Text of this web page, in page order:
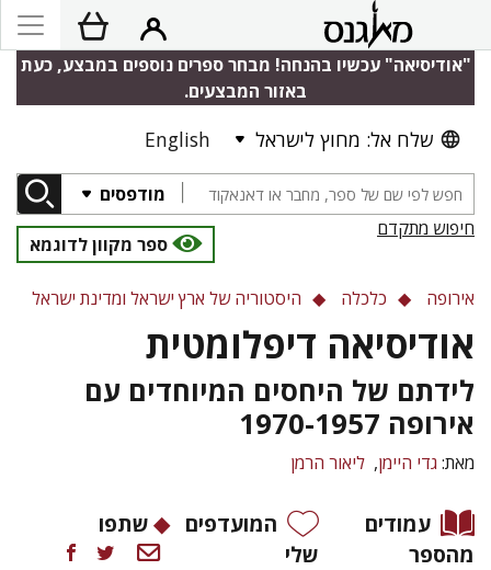
"אודיסיאה" עכשיו בהנחה! מבחר ספרים נוספים במבצע, כעת
באזור המבצעים.
שלח אל: מחוץ לישראל English
מודפסים
חיפוש מתקדם
ספר מקוון לדוגמא
אירופה כלכלה היסטוריה של ארץ ישראל ומדינת ישראל
אודיסיאה דיפלומטית
לידתם של היחסים המיוחדים עם
אירופה 1970-1957
מאת: גדי היימן ליאור הרמן
עמודים
מהספר
המועדפים
שלי
שתפו